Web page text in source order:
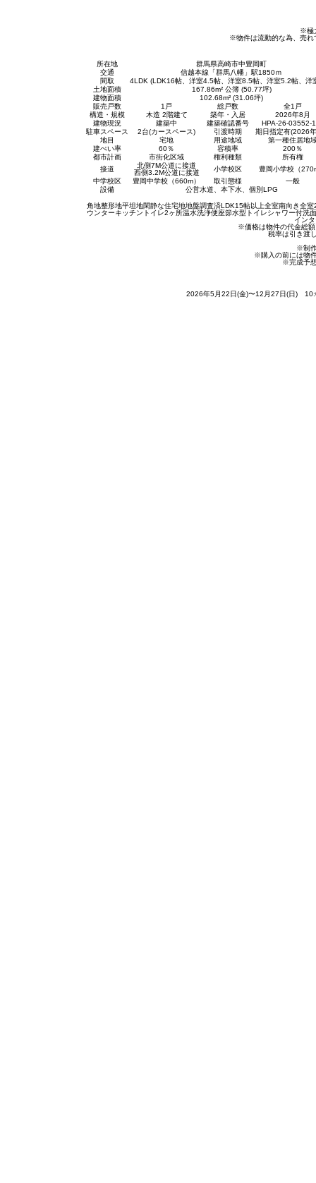
※極
※物件は流動的な為、売れ
所在地
群馬県高崎市中豊岡町
交通
信越本線「群馬八幡」駅1850ｍ
間取
4LDK (LDK16帖、洋室4.5帖、洋室8.5帖、洋室5.2帖、洋
土地面積
167.86m² 公簿 (50.77坪)
建物面積
102.68m² (31.06坪)
販売戸数
1戸 総戸数
全1戸
構造・規模
木造 2階建て 築年・入居
2026年8月
建物現況
建築中 建築確認番号
HPA-26-03552-
駐車スペース
2台(カースペース) 引渡時期
期日指定有(2026
地目
宅地 用途地域
第一種住居地
建ぺい率
60％ 容積率
200％
都市計画
市街化区域 権利種類
所有権
接道
北側7M公道に接道
西側3.2M公道に接道
小学校区
豊岡小学校（
中学校区
豊岡中学校（660m） 取引態様
一般
設備
公営水道、本下水、個別LPG
角地整形地平坦地閑静な住宅地地盤調査済LDK15帖以上全室南向き全室
ウンターキッチン トイレ2ヶ所温水洗浄便座節水型トイレシャワー付洗
イン
※価格は物件の代金総
税率は引き渡
※制
※購入の前には物
※完成予
2026年5月22日(金)〜12月27日(日)